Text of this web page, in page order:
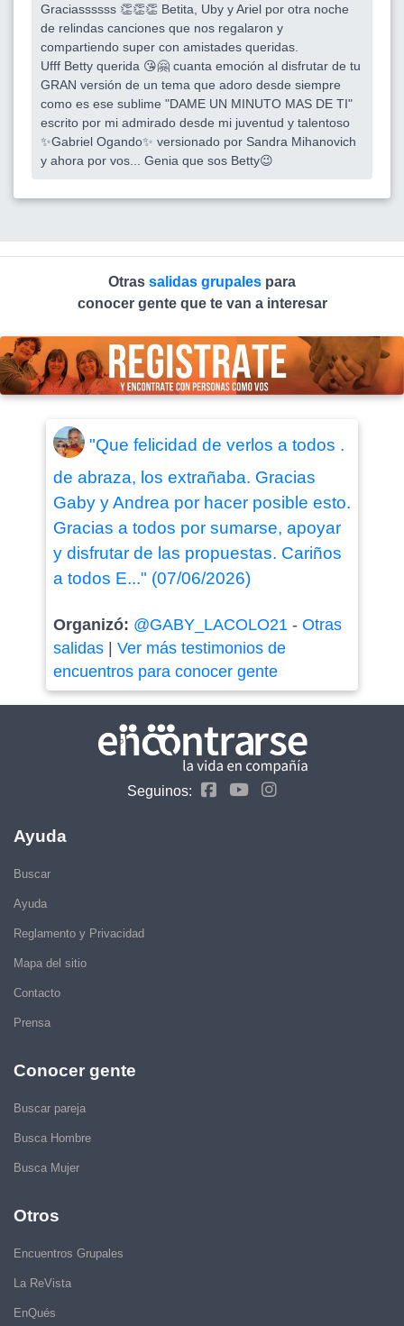
Graciassssss 👏👏👏 Betita, Uby y Ariel por otra noche
de relindas canciones que nos regalaron y
compartiendo super con amistades queridas.
Ufff Betty querida 😘🤗 cuanta emoción al disfrutar de tu
GRAN versión de un tema que adoro desde siempre
como es ese sublime "DAME UN MINUTO MAS DE TI"
escrito por mi admirado desde mi juventud y talentoso
✨Gabriel Ogando✨ versionado por Sandra Mihanovich
y ahora por vos... Genia que sos Betty😉
Otras salidas grupales para
conocer gente que te van a interesar
"Que felicidad de verlos a todos .
de abraza, los extrañaba. Gracias
Gaby y Andrea por hacer posible esto.
Gracias a todos por sumarse, apoyar
y disfrutar de las propuestas. Cariños
a todos E..." (07/06/2026)
Organizó: @GABY_LACOLO21- Otras
salidas| Ver más testimonios de
encuentros para conocer gente
Seguinos:
Ayuda
Buscar
Ayuda
Reglamento y Privacidad
Mapa del sitio
Contacto
Prensa
Conocer gente
Buscar pareja
Busca Hombre
Busca Mujer
Otros
Encuentros Grupales
La ReVista
EnQués